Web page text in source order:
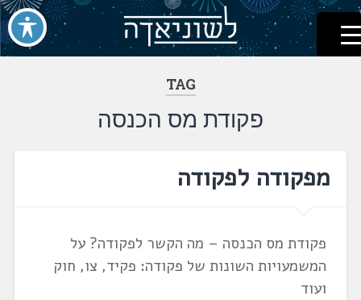
דלג
לתוכן
לשוניאדה
עברית. לשון. שפה
TAG
פקודת מס הכנסה
מפקודה לפקודה
פקודת מס הכנסה – מה הקשר לפקודה? על
המשמעויות השונות של פקודה: פקיד, צו, חוק
ועוד